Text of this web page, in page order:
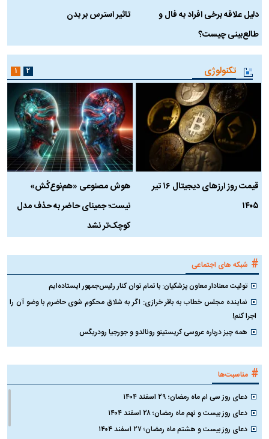
دلیل علاقه برخی افراد به فال و
طالع‌بینی چیست؟
تاثیر استرس بر بدن
تکنولوژی
قیمت روز ارز‌های دیجیتال ۱۶ تیر
۱۴۰۵
هوش مصنوعی «هم‌نوع‌کُش»
نیست؛ جمینای حاضر به حذف مدل
کوچک‌تر نشد
۱ ۲
# شبکه های اجتماعی
توئیت معنادار معاون پزشکیان: با تمام توان کنار رئیس‌جمهور ایستاده‌ایم
نماینده مجلس خطاب به باقر خرازی: اگر به شلاق محکوم شوی حاضرم با وضو آن را
اجرا کنم!
همه چیز درباره عروسی کریستینو رونالدو و جورجیا رودریگس
# مناسبت‌ها
دعای روز سی ام ماه رمضان؛ ۲۹ اسفند ۱۴۰۴
دعای روز بیست و نهم ماه رمضان؛ ۲۸ اسفند ۱۴۰۴
دعای روز بیست و هشتم ماه رمضان؛ ۲۷ اسفند ۱۴۰۴